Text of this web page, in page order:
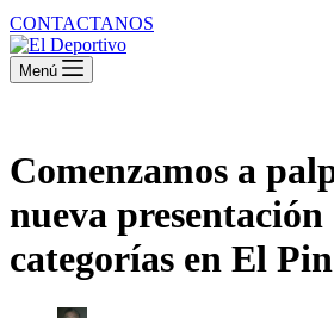
CONTACTANOS
Menú
Comenzamos a
nueva presentación
categorías en El